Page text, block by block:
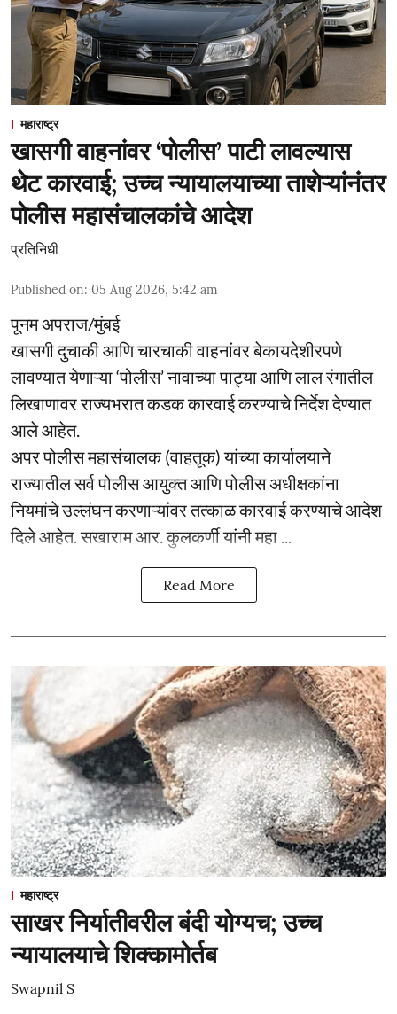
महाराष्ट्र
खासगी वाहनांवर ‘पोलीस’ पाटी लावल्यास
थेट कारवाई; उच्च न्यायालयाच्या ताशेऱ्यांनंतर
पोलीस महासंचालकांचे आदेश
प्रतिनिधी
Published on: 05 Aug 2026, 5:42 am
पूनम अपराज/मुंबई
खासगी दुचाकी आणि चारचाकी वाहनांवर बेकायदेशीरपणे
लावण्यात येणाऱ्या ‘पोलीस’ नावाच्या पाट्या आणि लाल रंगातील
लिखाणावर राज्यभरात कडक कारवाई करण्याचे निर्देश देण्यात
आले आहेत.
अपर पोलीस महासंचालक (वाहतूक) यांच्या कार्यालयाने
राज्यातील सर्व पोलीस आयुक्त आणि पोलीस अधीक्षकांना
नियमांचे उल्लंघन करणाऱ्यांवर तत्काळ कारवाई करण्याचे आदेश
दिले आहेत. सखाराम आर. कुलकर्णी यांनी महा ...
Read More
महाराष्ट्र
साखर निर्यातीवरील बंदी योग्यच; उच्च
न्यायालयाचे शिक्कामोर्तब
Swapnil S